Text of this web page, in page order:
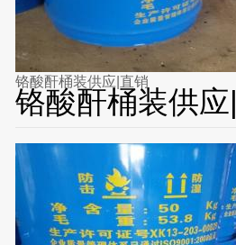
铬酸酐桶装供应|直销
铬酸酐桶装供